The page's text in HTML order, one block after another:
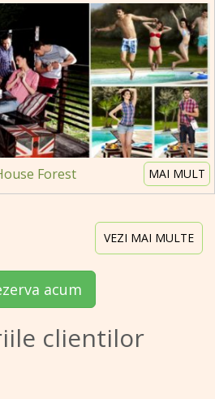
MAI MULT
Forest
VEZI MAI MULTE
acum
clientilor